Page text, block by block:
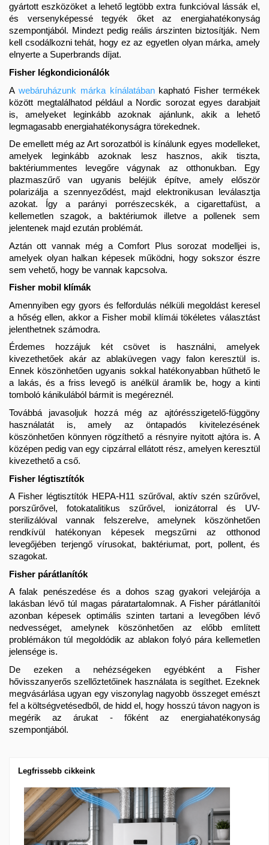
gyártott eszközöket a lehető legtöbb extra funkcióval lássák el,
és versenyképessé tegyék őket az energiahatékonyság
szempontjából. Mindezt pedig reális árszinten biztosítják. Nem
kell csodálkozni tehát, hogy ez az egyetlen olyan márka, amely
elnyerte a Superbrands díjat.
Fisher légkondicionálók
A webáruházunk márka kínálatában kapható Fisher termékek
között megtalálhatod például a Nordic sorozat egyes darabjait
is, amelyeket leginkább azoknak ajánlunk, akik a lehető
legmagasabb energiahatékonyságra törekednek.
De emellett még az Art sorozatból is kínálunk egyes modelleket,
amelyek leginkább azoknak lesz hasznos, akik tiszta,
baktériummentes levegőre vágynak az otthonukban. Egy
plazmaszűrő van ugyanis beléjük építve, amely először
polarizálja a szennyeződést, majd elektronikusan leválasztja
azokat. Így a parányi porrészecskék, a cigarettafüst, a
kellemetlen szagok, a baktériumok illetve a pollenek sem
jelentenek majd ezután problémát.
Aztán ott vannak még a Comfort Plus sorozat modelljei is,
amelyek olyan halkan képesek működni, hogy sokszor észre
sem vehető, hogy be vannak kapcsolva.
Fisher mobil klímák
Amennyiben egy gyors és felfordulás nélküli megoldást keresel
a hőség ellen, akkor a Fisher mobil klímái tökéletes választást
jelenthetnek számodra.
Érdemes hozzájuk két csövet is használni, amelyek
kivezethetőek akár az ablaküvegen vagy falon keresztül is.
Ennek köszönhetően ugyanis sokkal hatékonyabban hűthető le
a lakás, és a friss levegő is anélkül áramlik be, hogy a kinti
tomboló kánikulából bármit is megéreznél.
Továbbá javasoljuk hozzá még az ajtórésszigetelő-függöny
használatát is, amely az öntapadós kivitelezésének
köszönhetően könnyen rögzíthető a résnyire nyitott ajtóra is. A
középen pedig van egy cipzárral ellátott rész, amelyen keresztül
kivezethető a cső.
Fisher légtisztítók
A Fisher légtisztítók HEPA-H11 szűrőval, aktív szén szűrővel,
porszűrővel, fotokatalitikus szűrővel, ionizátorral és UV-
sterilizálóval vannak felszerelve, amelynek köszönhetően
rendkívül hatékonyan képesek megszűrni az otthonod
levegőjében terjengő vírusokat, baktériumat, port, pollent, és
szagokat.
Fisher párátlanítók
A falak penészedése és a dohos szag gyakori velejárója a
lakásban lévő túl magas páratartalomnak. A Fisher párátlanítói
azonban képesek optimális szinten tartani a levegőben lévő
nedvességet, amelynek köszönhetően az előbb említett
problémákon túl megoldódik az ablakon folyó pára kellemetlen
jelensége is.
De ezeken a nehézségeken egyébként a Fisher
hővisszanyerős szellőztetőinek használata is segíthet. Ezeknek
megvásárlása ugyan egy viszonylag nagyobb összeget emészt
fel a költségvetésedből, de hidd el, hogy hosszú távon nagyon is
megérik az árukat - főként az energiahatékonyság
szempontjából.
Legfrissebb cikkeink